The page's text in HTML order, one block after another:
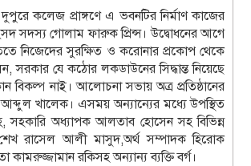
কলেজ প্রাঙ্গণে এ ভবনটির নির্মাণ কাজের
সদস্য গোলাম ফারুক প্রিন্স। উদ্বোধনের আগে
নিজেদের সুরক্ষিত ও করোনার প্রকোপ থেকে
সরকার যে কঠোর লকডাউনের সিদ্ধান্ত নিয়েছে
বিকল্প নাই। আলোচনা সভায় অত্র প্রতিষ্ঠানের
খালেক। এসময় অন্যান্যের মধ্যে উপস্থিত
সহকারি অধ্যাপক আলতাব হোসেন সহ বিভিন্ন
রাসেল আলী মাসুদ,অর্থ সম্পাদক হিরোক
রকিসহ অন্যান্য ব্যক্তি বর্গ।